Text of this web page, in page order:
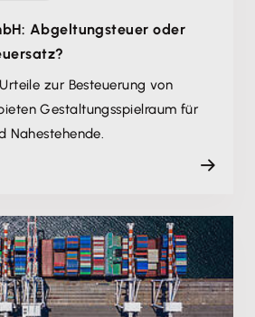
Abgeltungsteuer oder
zur Besteuerung von
Gestaltungsspielraum für
Nahestehende.